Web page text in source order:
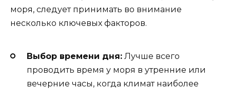
моря, следует принимать во внимание
несколько ключевых факторов.
Выбор времени дня: Лучше всего
проводить время у моря в утренние или
вечерние часы, когда климат наиболее